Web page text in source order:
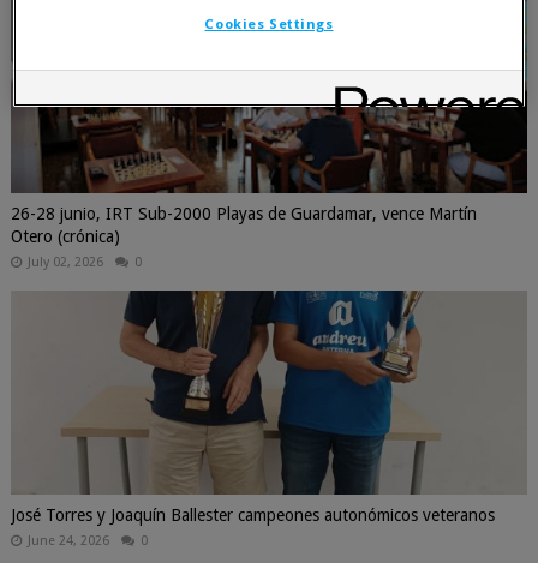
26-28 junio, IRT Sub-2000 Playas de Guardamar, vence Martín
Otero (crónica)
July 02, 2026 0
José Torres y Joaquín Ballester campeones autonómicos veteranos
June 24, 2026 0
Cookies Settings